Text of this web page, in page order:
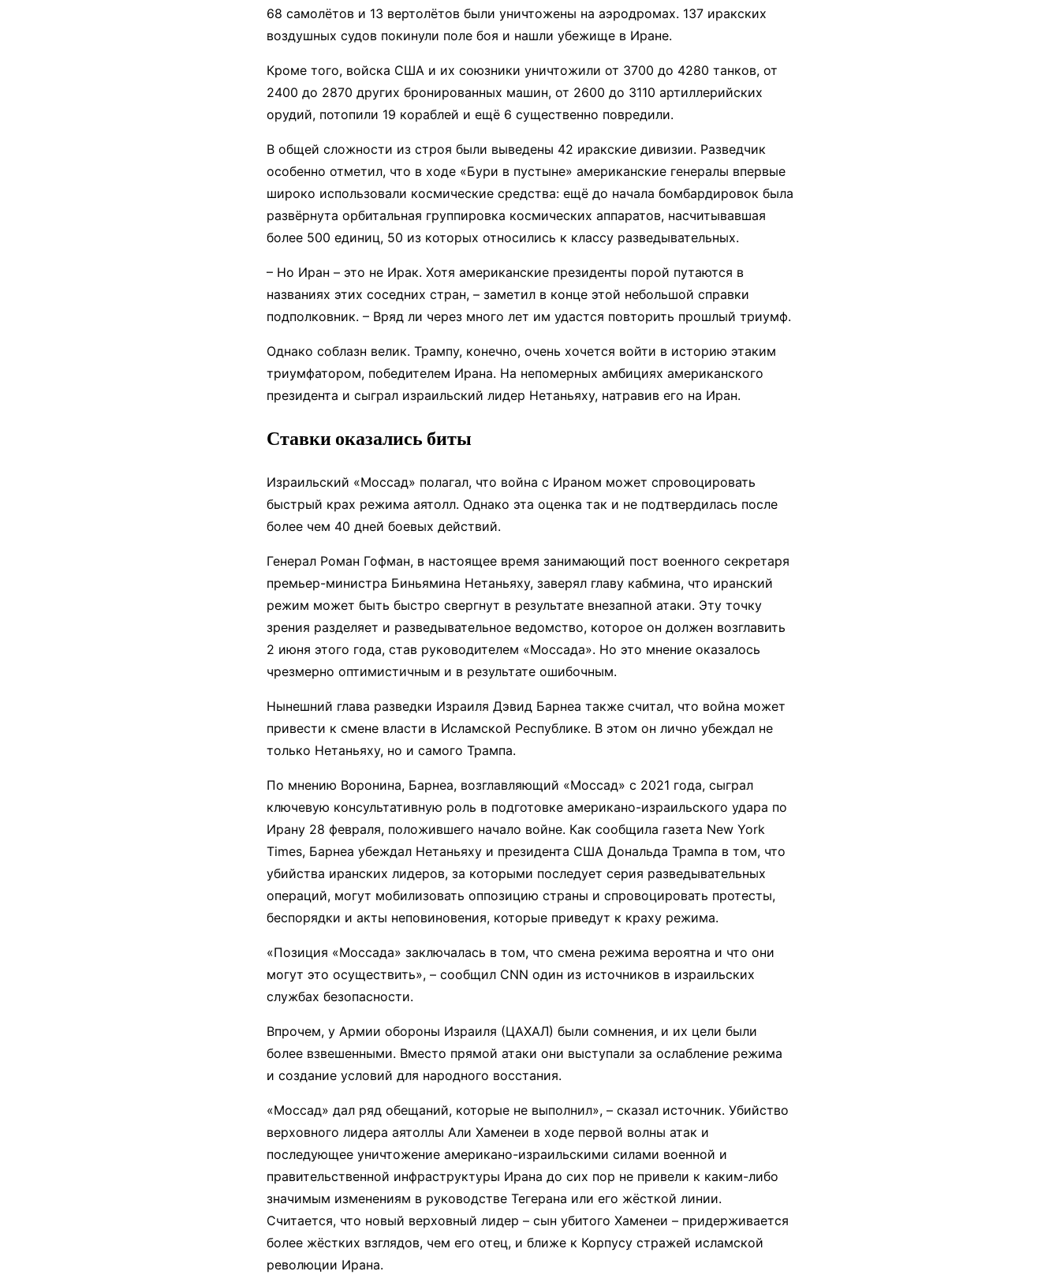
68 самолётов и 13 вертолётов были уничтожены на аэродромах. 137 иракских
воздушных судов покинули поле боя и нашли убежище в Иране.
Кроме того, войска США и их союзники уничтожили от 3700 до 4280 танков, от
2400 до 2870 других бронированных машин, от 2600 до 3110 артиллерийских
орудий, потопили 19 кораблей и ещё 6 существенно повредили.
В общей сложности из строя были выведены 42 иракские дивизии. Разведчик
особенно отметил, что в ходе «Бури в пустыне» американские генералы впервые
широко использовали космические средства: ещё до начала бомбардировок была
развёрнута орбитальная группировка космических аппаратов, насчитывавшая
более 500 единиц, 50 из которых относились к классу разведывательных.
– Но Иран – это не Ирак. Хотя американские президенты порой путаются в
названиях этих соседних стран, – заметил в конце этой небольшой справки
подполковник. – Вряд ли через много лет им удастся повторить прошлый триумф.
Однако соблазн велик. Трампу, конечно, очень хочется войти в историю этаким
триумфатором, победителем Ирана. На непомерных амбициях американского
президента и сыграл израильский лидер Нетаньяху, натравив его на Иран.
Ставки оказались биты
Израильский «Моссад» полагал, что война с Ираном может спровоцировать
быстрый крах режима аятолл. Однако эта оценка так и не подтвердилась после
более чем 40 дней боевых действий.
Генерал Роман Гофман, в настоящее время занимающий пост военного секретаря
премьер-министра Биньямина Нетаньяху, заверял главу кабмина, что иранский
режим может быть быстро свергнут в результате внезапной атаки. Эту точку
зрения разделяет и разведывательное ведомство, которое он должен возглавить
2 июня этого года, став руководителем «Моссада». Но это мнение оказалось
чрезмерно оптимистичным и в результате ошибочным.
Нынешний глава разведки Израиля Дэвид Барнеа также считал, что война может
привести к смене власти в Исламской Республике. В этом он лично убеждал не
только Нетаньяху, но и самого Трампа.
По мнению Воронина, Барнеа, возглавляющий «Моссад» с 2021 года, сыграл
ключевую консультативную роль в подготовке американо-израильского удара по
Ирану 28 февраля, положившего начало войне. Как сообщила газета New York
Times, Барнеа убеждал Нетаньяху и президента США Дональда Трампа в том, что
убийства иранских лидеров, за которыми последует серия разведывательных
операций, могут мобилизовать оппозицию страны и спровоцировать протесты,
беспорядки и акты неповиновения, которые приведут к краху режима.
«Позиция «Моссада» заключалась в том, что смена режима вероятна и что они
могут это осуществить», – сообщил CNN один из источников в израильских
службах безопасности.
Впрочем, у Армии обороны Израиля (ЦАХАЛ) были сомнения, и их цели были
более взвешенными. Вместо прямой атаки они выступали за ослабление режима
и создание условий для народного восстания.
«Моссад» дал ряд обещаний, которые не выполнил», – сказал источник. Убийство
верховного лидера аятоллы Али Хаменеи в ходе первой волны атак и
последующее уничтожение американо-израильскими силами военной и
правительственной инфраструктуры Ирана до сих пор не привели к каким-либо
значимым изменениям в руководстве Тегерана или его жёсткой линии.
Считается, что новый верховный лидер – сын убитого Хаменеи – придерживается
более жёстких взглядов, чем его отец, и ближе к Корпусу стражей исламской
революции Ирана.